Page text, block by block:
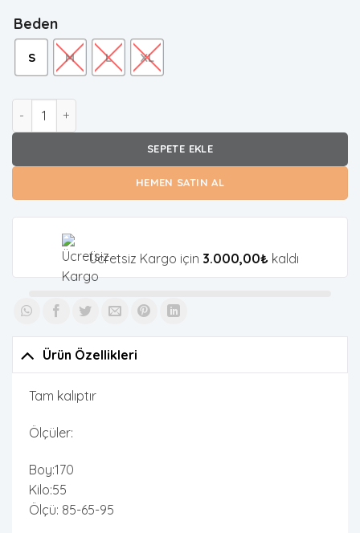
Beden
S M L XL
SEPETE EKLE
HEMEN SATIN AL
Ücretsiz Kargo için 3.000,00₺kaldı
Ürün Özellikleri
Tam kalıptır
Ölçüler:
Boy:170
Kilo:55
Ölçü: 85-65-95